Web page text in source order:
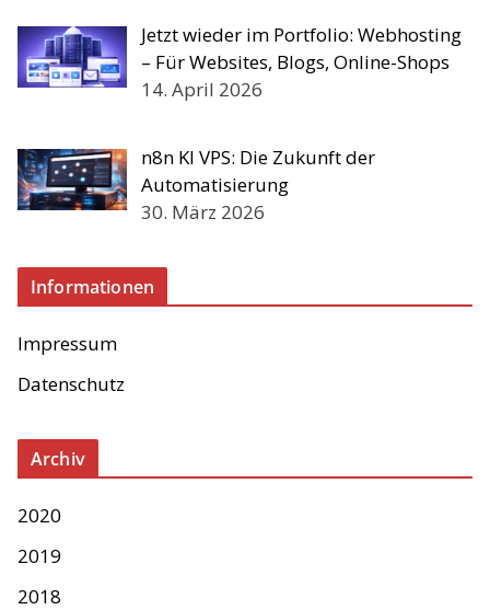
Jetzt wieder im Portfolio: Webhosting
– Für Websites, Blogs, Online-Shops
14. April 2026
n8n KI VPS: Die Zukunft der
Automatisierung
30. März 2026
Informationen
Impressum
Datenschutz
Archiv
2020
2019
2018